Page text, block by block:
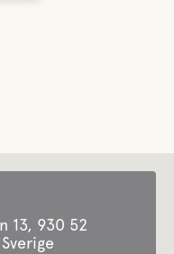
13, 930 52